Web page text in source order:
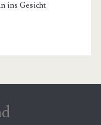
ins Gesicht